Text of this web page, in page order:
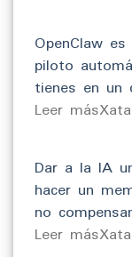
OpenClaw
piloto
tienes en un
​Leer
Dar a la IA
hacer un
no
​Leer